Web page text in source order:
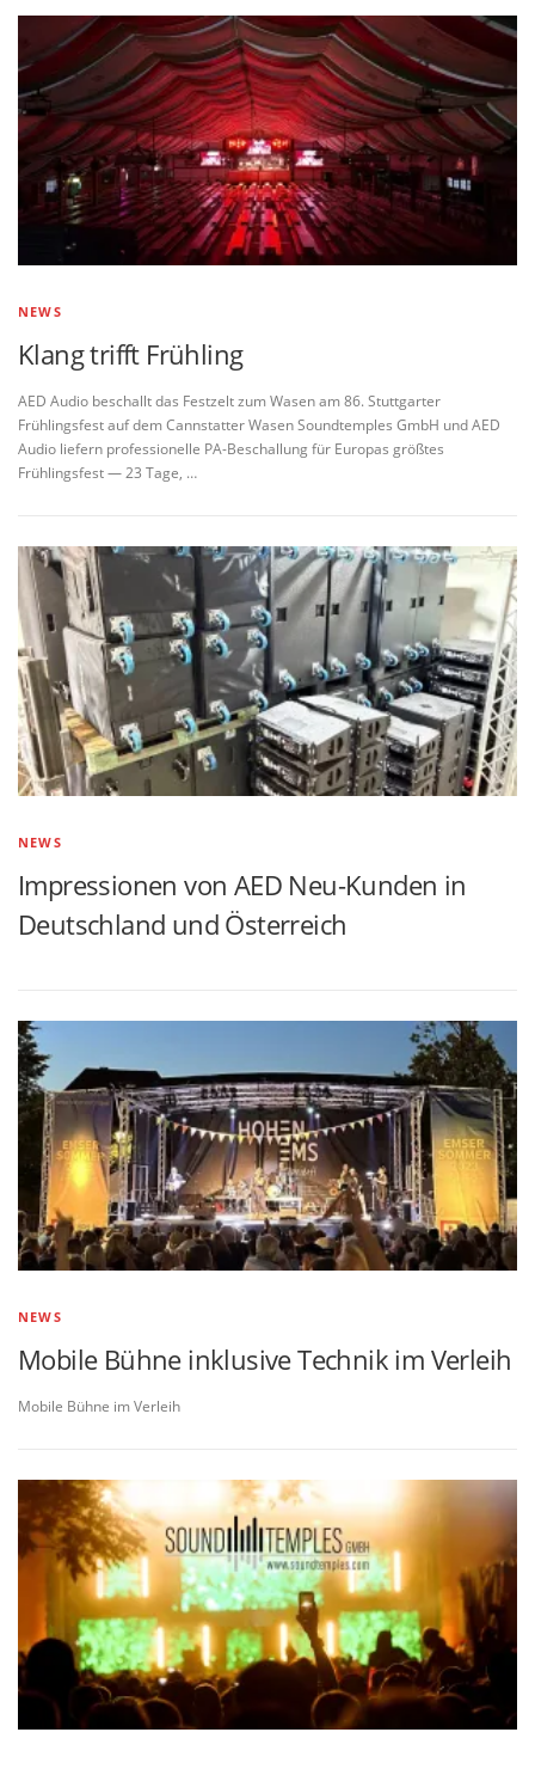
NEWS
Klang trifft Frühling
AED Audio beschallt das Festzelt zum Wasen am 86. Stuttgarter
Frühlingsfest auf dem Cannstatter Wasen Soundtemples GmbH und AED
Audio liefern professionelle PA-Beschallung für Europas größtes
Frühlingsfest — 23 Tage, …
NEWS
Impressionen von AED Neu-Kunden in
Deutschland und Österreich
NEWS
Mobile Bühne inklusive Technik im Verleih
Mobile Bühne im Verleih